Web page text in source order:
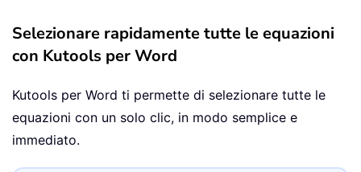
Selezionare rapidamente tutte le equazioni
con Kutools per Word
Kutools per Word ti permette di selezionare tutte le
equazioni con un solo clic, in modo semplice e
immediato.